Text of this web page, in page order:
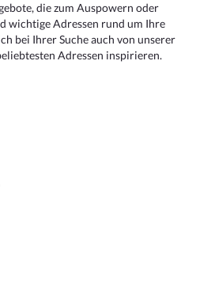
die zum Auspowern oder
wichtige Adressen rund um Ihre
bei Ihrer Suche auch von unserer
Adressen inspirieren.